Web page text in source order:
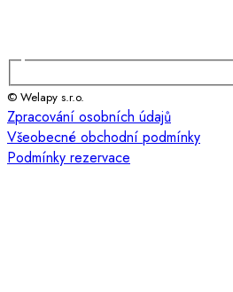
© Welapy s.r.o.
Zpracování osobních údajů
Všeobecné obchodní podmínky
Podmínky rezervace